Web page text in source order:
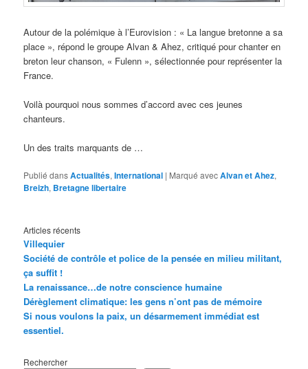
Autour de la polémique à l’Eurovision : « La langue bretonne a sa
place », répond le groupe Alvan & Ahez, critiqué pour chanter en
breton leur chanson, « Fulenn », sélectionnée pour représenter la
France.
Voilà pourquoi nous sommes d’accord avec ces jeunes
chanteurs.
Un des traits marquants de …
Publié dansActualités,International | Marqué avecAlvan et Ahez,
Breizh, Bretagne libertaire
Articles récents
Villequier
Société de contrôle et police de la pensée en milieu militant,
ça suffit !
La renaissance…de notre conscience humaine
Dérèglement climatique: les gens n’ont pas de mémoire
Si nous voulons la paix, un désarmement immédiat est
essentiel.
Rechercher